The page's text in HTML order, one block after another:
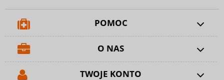
POMOC
O NAS
TWOJE KONTO